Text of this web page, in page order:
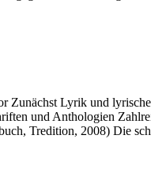
Zunächst Lyrik und
und Anthologien
Tredition, 2008) Die